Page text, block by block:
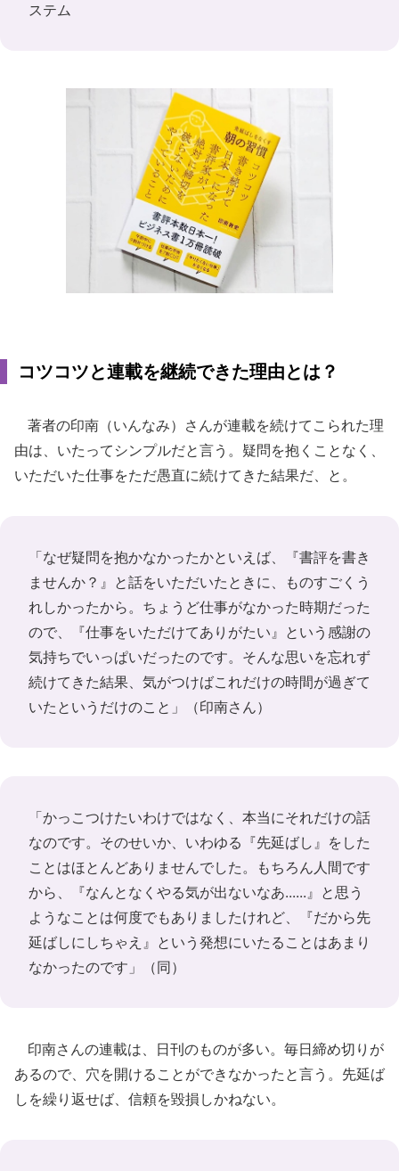
ステム
コツコツと連載を継続できた理由とは？
著者の印南（いんなみ）さんが連載を続けてこられた理
由は、いたってシンプルだと言う。疑問を抱くことなく、
いただいた仕事をただ愚直に続けてきた結果だ、と。
「なぜ疑問を抱かなかったかといえば、『書評を書き
ませんか？』と話をいただいたときに、ものすごくう
れしかったから。ちょうど仕事がなかった時期だった
ので、『仕事をいただけてありがたい』という感謝の
気持ちでいっぱいだったのです。そんな思いを忘れず
続けてきた結果、気がつけばこれだけの時間が過ぎて
いたというだけのこと」（印南さん）
「かっこつけたいわけではなく、本当にそれだけの話
なのです。そのせいか、いわゆる『先延ばし』をした
ことはほとんどありませんでした。もちろん人間です
から、『なんとなくやる気が出ないなあ......』と思う
ようなことは何度でもありましたけれど、『だから先
延ばしにしちゃえ』という発想にいたることはあまり
なかったのです」（同）
印南さんの連載は、日刊のものが多い。毎日締め切りが
あるので、穴を開けることができなかったと言う。先延ば
しを繰り返せば、信頼を毀損しかねない。